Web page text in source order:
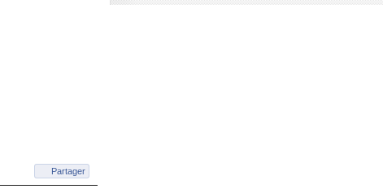
Partager